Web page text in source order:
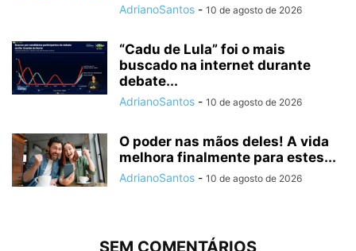
AdrianoSantos - 10 de agosto de 2026
“Cadu de Lula” foi o mais
buscado na internet durante
debate...
AdrianoSantos - 10 de agosto de 2026
O poder nas mãos deles! A vida
melhora finalmente para estes...
AdrianoSantos - 10 de agosto de 2026
SEM COMENTÁRIOS